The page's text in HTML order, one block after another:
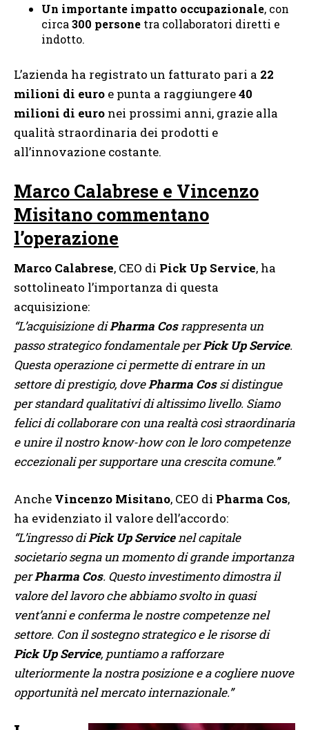
Un importante impatto occupazionale, con
circa300 persone tra collaboratori diretti e
indotto.
L’azienda ha registrato un fatturato pari a 22
milioni di euro e punta a raggiungere40
milioni di euro nei prossimi anni, grazie alla
qualità straordinaria dei prodotti e
all’innovazione costante.
Marco Calabrese e Vincenzo
Misitano commentano
l’operazione
Marco Calabrese, CEO di Pick Up Service, ha
sottolineato l’importanza di questa
acquisizione:
“L’acquisizione diPharma Cosrappresenta un
passo strategico fondamentale perPick Up Service.
Questa operazione ci permette di entrare in un
settore di prestigio, dovePharma Cossi distingue
per standard qualitativi di altissimo livello. Siamo
felici di collaborare con una realtà così straordinaria
e unire il nostro know-how con le loro competenze
eccezionali per supportare una crescita comune.”
Anche Vincenzo Misitano, CEO di Pharma Cos,
ha evidenziato il valore dell’accordo:
“L’ingresso diPick Up Servicenel capitale
societario segna un momento di grande importanza
perPharma Cos. Questo investimento dimostra il
valore del lavoro che abbiamo svolto in quasi
vent’anni e conferma le nostre competenze nel
settore. Con il sostegno strategico e le risorse di
Pick Up Service, puntiamo a rafforzare
ulteriormente la nostra posizione e a cogliere nuove
opportunità nel mercato internazionale.”